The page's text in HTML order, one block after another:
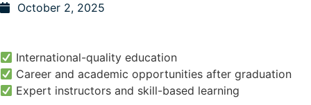
October 2, 2025
International-quality education
Career and academic opportunities after graduation
Expert instructors and skill-based learning